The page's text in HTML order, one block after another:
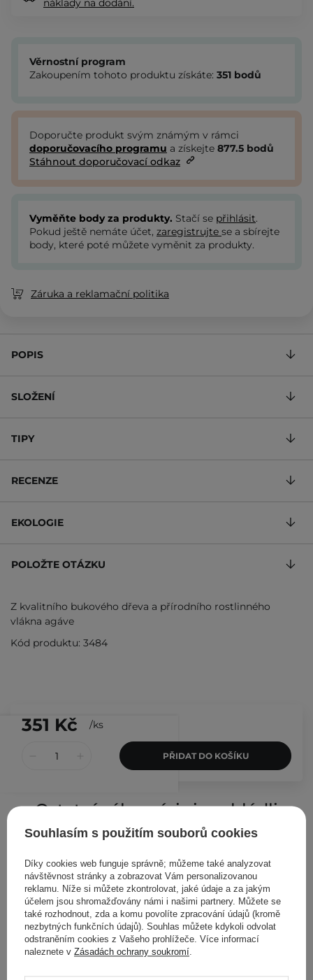
náklady na dodání.
351 Kč /ks
PŘIDAT DO KOŠÍKU
Věrnostní program
Zakoupením tohoto produktu získáte: 351 bodů
Doporučte produkt svým známým v rámci
doporučovacího programu a získejte 877.5 bodů
Stáhnout doporučovací odkaz
Vyměňte body za produkty. Stačí se přihlásit.
Pokud ještě nemáte účet, zaregistrujte se a sbírejte
body, které poté můžete vyměnit za produkty.
Záruka a reklamační politika
POPIS
SLOŽENÍ
TIPY
RECENZE
EKOLOGIE
POLOŽTE OTÁZKU
Z kvalitního bukového dřeva a přírodního rostlinného
vlákna agáve
Kód produktu: 3484
Ostatní zákazníci si prohlédli
Souhlasím s použitím souborů cookies
Díky cookies web funguje správně; můžeme také analyzovat
návštěvnost stránky a zobrazovat Vám personalizovanou
reklamu. Níže si můžete zkontrolovat, jaké údaje a za jakým
účelem jsou shromažďovány námi i našimi partnery. Můžete se
také rozhodnout, zda a komu povolíte zpracování údajů (kromě
nezbytných funkčních údajů). Souhlas můžete kdykoli odvolat
odstraněním cookies z Vašeho prohlížeče. Více informací
naleznete v Zásadách ochrany soukromí